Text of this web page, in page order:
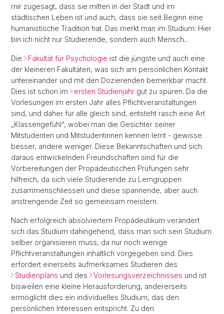
mir zugesagt, dass sie mitten in der Stadt und im
städtischen Leben ist und auch, dass sie seit Beginn eine
humanistische Tradition hat. Das merkt man im Studium: Hier
bin ich nicht nur Studierende, sondern auch Mensch...
Die Fakultät für Psychologie ist die jüngste und auch eine
der kleineren Fakultäten, was sich am persönlichen Kontakt
untereinander und mit den Dozierenden bemerkbar macht.
Dies ist schon im
ersten Studienjahr gut zu spüren. Da die
Vorlesungen im ersten Jahr alles Pflichtveranstaltungen
sind, und daher für alle gleich sind, entsteht rasch eine Art
„Klassengefühl“, wobei man die Gesichter seiner
Mitstudenten und Mitstudentinnen kennen lernt - gewisse
besser, andere weniger. Diese Bekanntschaften und sich
daraus entwickelnden Freundschaften sind für die
Vorbereitungen der Propädeutischen Prüfungen sehr
hilfreich, da sich viele Studierende zu Lerngruppen
zusammenschliessen und diese spannende, aber auch
anstrengende Zeit so gemeinsam meistern.
Nach erfolgreich absolviertem Propädeutikum verändert
sich das Studium dahingehend, dass man sich sein Studium
selber organisieren muss, da nur noch wenige
Pflichtveranstaltungen inhaltlich vorgegeben sind. Dies
erfordert einerseits aufmerksames Studieren des
Studienplans und des Vorlesungsverzeichnisses und ist
bisweilen eine kleine Herausforderung, andererseits
ermöglicht dies ein individuelles Studium, das den
persönlichen Interessen entspricht. Zu den